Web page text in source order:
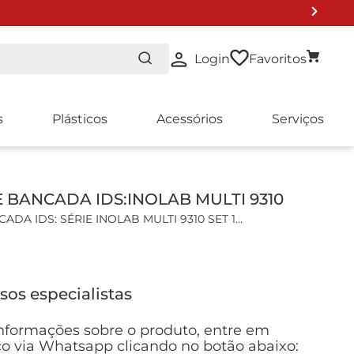
Login Favoritos
Plásticos Acessórios Serviços
BANCADA IDS:INOLAB MULTI 9310
IDS: SÉRIE INOLAB MULTI 9310 SET 1
pH, mV, % Saturação, OD Concentração, Pressão
administrador;
especialistas
sobre o produto, entre em
via Whatsapp clicando no botão abaixo: